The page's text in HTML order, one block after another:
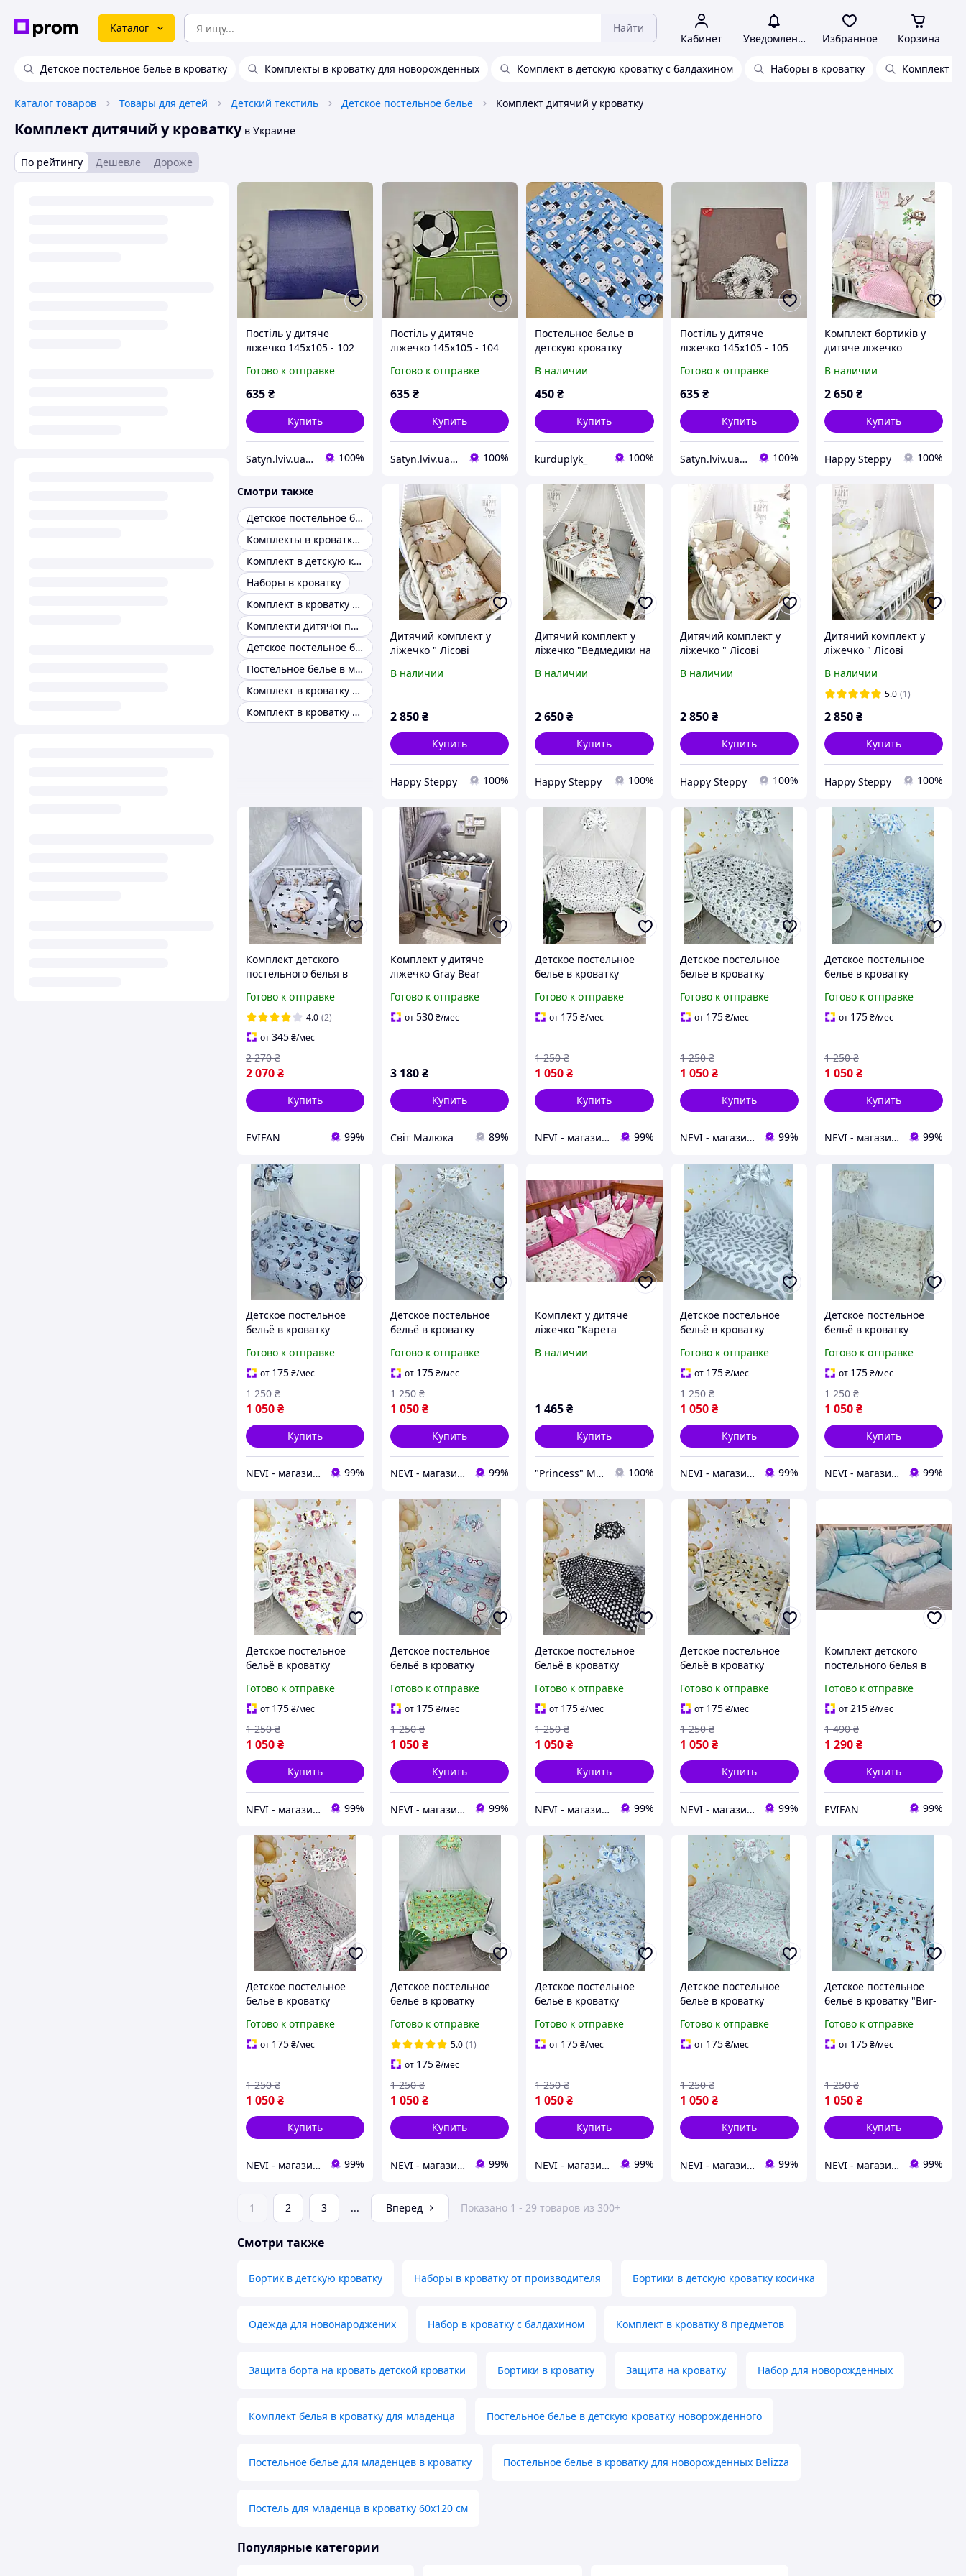
Каталог Найти
Кабинет Уведомления Избранное Корзина
Детское постельное белье в кроватку Комплекты в кроватку для новорожденных Комплект в детскую кроватку с балдахином Наборы в кроватку Комплект в
Каталог товаров Товары для детей Детский текстиль Детское постельное белье Комплект дитячий у кроватку
Комплект дитячий у кроваткув Украине
По рейтингу Дешевле Дороже
Постіль у дитяче
ліжечко 145х105 - 102
Готово к отправке
635₴
Купить
Satyn.lviv.ua - Магазин Сатин 100%
Постіль у дитяче
ліжечко 145х105 - 104
Готово к отправке
635₴
Купить
Satyn.lviv.ua - Магазин Сатин 100%
Постельное белье в
детскую кроватку
В наличии
450₴
Купить
kurduplyk_ 100%
Постіль у дитяче
ліжечко 145х105 - 105
Готово к отправке
635 ₴
Купить
Satyn.lviv.ua - Магазин Сатин 100%
Комплект бортиків у
дитяче ліжечко
бежевих, молочних та
рожевих кольорах
В наличии
2 650₴
Купить
Happy Steppy 100%
Смотри также
Детское постельное белье в кроватку
Комплекты в кроватку для новорожденных
Комплект в детскую кроватку с балдахином
Наборы в кроватку
Комплект в кроватку 9 предметов
Комплекти дитячої постільної білизни
Детское постельное белье в кроватку с бортиками
Постельное белье в манеж
Комплект в кроватку 12 предметов
Комплект в кроватку 7 предметов
Дитячий комплект у
ліжечко " Лісові
косичка піке"
В наличии
2 850₴
Купить
Happy Steppy 100%
Дитячий комплект у
ліжечко "Ведмедики на
плюш" 7в1
В наличии
2 650₴
Купить
Happy Steppy 100%
Дитячий комплект у
ліжечко " Лісові
косичка піке, молочні
В наличии
2 850 ₴
Купить
Happy Steppy 100%
Дитячий комплект у
ліжечко " Лісові
косичка піке"
В наличии
5.0 (1)
2 850₴
Купить
Happy Steppy 100%
Комплект детского
постельного белья в
младенцев
Готово к отправке
4.0 (2)
от345₴/мес
2 070₴
2 270 ₴
Купить
EVIFAN 99%
Комплект у дитяче
ліжечко Gray Bear
Готово к отправке
от530₴/мес
3 180₴
Купить
Світ Малюка 89%
Детское постельное
бельё в кроватку
Готово к отправке
от 175₴/мес
1 050₴
1 250 ₴
Купить
NEVI - магазин детских товаров 99%
Детское постельное
бельё в кроватку
Готово к отправке
от 175 ₴/мес
1 050 ₴
1 250 ₴
Купить
NEVI - магазин детских товаров 99%
Детское постельное
бельё в кроватку
Готово к отправке
от 175₴/мес
1 050₴
1 250 ₴
Купить
NEVI - магазин детских товаров 99%
Детское постельное
бельё в кроватку
голубой
Готово к отправке
от 175₴/мес
1 050₴
1 250 ₴
Купить
NEVI - магазин детских товаров 99%
Детское постельное
бельё в кроватку
Готово к отправке
от 175₴/мес
1 050₴
1 250 ₴
Купить
NEVI - магазин детских товаров 99%
Комплект у дитяче
ліжечко "Карета
В наличии
1 465₴
Купить
"Princess" Майстерня дитячого текстилю 100%
Детское постельное
бельё в кроватку
Готово к отправке
от 175 ₴/мес
1 050 ₴
1 250 ₴
Купить
NEVI - магазин детских товаров 99%
Детское постельное
бельё в кроватку
Готово к отправке
от 175₴/мес
1 050₴
1 250 ₴
Купить
NEVI - магазин детских товаров 99%
Детское постельное
бельё в кроватку
Готово к отправке
от 175₴/мес
1 050₴
1 250 ₴
Купить
NEVI - магазин детских товаров 99%
Детское постельное
бельё в кроватку
Готово к отправке
от 175₴/мес
1 050₴
1 250 ₴
Купить
NEVI - магазин детских товаров 99%
Детское постельное
бельё в кроватку
Готово к отправке
от 175₴/мес
1 050₴
1 250 ₴
Купить
NEVI - магазин детских товаров 99%
Детское постельное
бельё в кроватку
Готово к отправке
от 175 ₴/мес
1 050 ₴
1 250 ₴
Купить
NEVI - магазин детских товаров 99%
Комплект детского
постельного белья в
младенцев
Готово к отправке
от215₴/мес
1 290₴
1 490 ₴
Купить
EVIFAN 99%
Детское постельное
бельё в кроватку
белый
Готово к отправке
от 175₴/мес
1 050₴
1 250 ₴
Купить
NEVI - магазин детских товаров 99%
Детское постельное
бельё в кроватку
Готово к отправке
5.0 (1)
от 175₴/мес
1 050₴
1 250 ₴
Купить
NEVI - магазин детских товаров 99%
Детское постельное
бельё в кроватку
Готово к отправке
от 175₴/мес
1 050₴
1 250 ₴
Купить
NEVI - магазин детских товаров 99%
Детское постельное
бельё в кроватку
Готово к отправке
от 175 ₴/мес
1 050 ₴
1 250 ₴
Купить
NEVI - магазин детских товаров 99%
Детское постельное
бельё в кроватку "Виг-
Готово к отправке
от 175₴/мес
1 050₴
1 250 ₴
Купить
NEVI - магазин детских товаров 99%
1 2 3 ... Вперед Показано 1 - 29 товаров из 300+
Смотри также
Бортик в детскую кроватку Наборы в кроватку от производителя Бортики в детскую кроватку косичка
Одежда для новонароджених Набор в кроватку с балдахином Комплект в кроватку 8 предметов
Защита борта на кровать детской кроватки Бортики в кроватку Защита на кроватку Набор для новорожденных
Комплект белья в кроватку для младенца Постельное белье в детскую кроватку новорожденного
Постельное белье для младенцев в кроватку Постельное белье в кроватку для новорожденных Belizza
Постель для младенца в кроватку 60х120 см
Популярные категории